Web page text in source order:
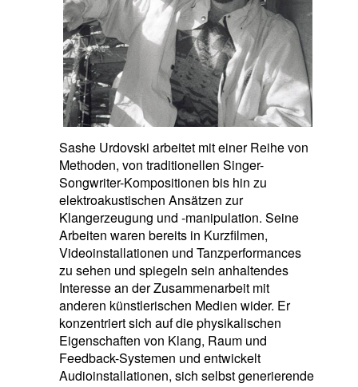
Sashe Urdovski arbeitet mit einer Reihe von
Methoden, von traditionellen Singer-
Songwriter-Kompositionen bis hin zu
elektroakustischen Ansätzen zur
Klangerzeugung und -manipulation. Seine
Arbeiten waren bereits in Kurzfilmen,
Videoinstallationen und Tanzperformances
zu sehen und spiegeln sein anhaltendes
Interesse an der Zusammenarbeit mit
anderen künstlerischen Medien wider. Er
konzentriert sich auf die physikalischen
Eigenschaften von Klang, Raum und
Feedback-Systemen und entwickelt
Audioinstallationen, sich selbst generierende